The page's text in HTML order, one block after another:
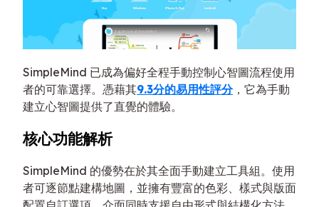
SimpleMind 已成為偏好全程手動控制心智圖流程使用
者的可靠選擇。憑藉其9.3分的易用性評分，它為手動
建立心智圖提供了直覺的體驗。
核心功能解析
SimpleMind 的優勢在於其全面手動建立工具組。使用
者可逐節點建構地圖，並擁有豐富的色彩、樣式與版面